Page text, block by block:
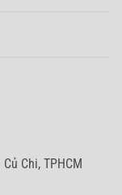
Chi, TPHCM